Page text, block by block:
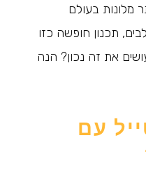
מלונות בעולם
תכנון חופשה כזו
את זה נכון? הנה
עם